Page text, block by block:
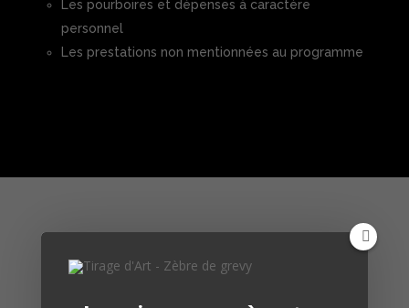
Les pourboires et dépenses à caractère
personnel
Les prestations non mentionnées au programme
galerie photos